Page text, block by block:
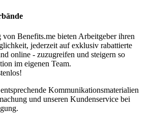
Benefits.me bieten Arbeitgeber ihren
jederzeit auf exklusiv rabattierte
online - zuzugreifen und steigern so
im eigenen Team.
Kommunikationsmaterialien
und unseren Kundenservice bei